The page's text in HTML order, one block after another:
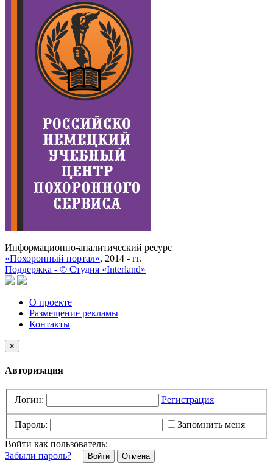
Информационно-аналитический ресурс
«Похоронный портал», 2014 - гг.
Поддержка - © Cтудия «Interland»
О проекте
Размещение рекламы
Контакты
×
Авторизация
Логин: Регистрация
Пароль:
Запомнить меня
Войти как пользователь:
Забыли пароль?
Отмена